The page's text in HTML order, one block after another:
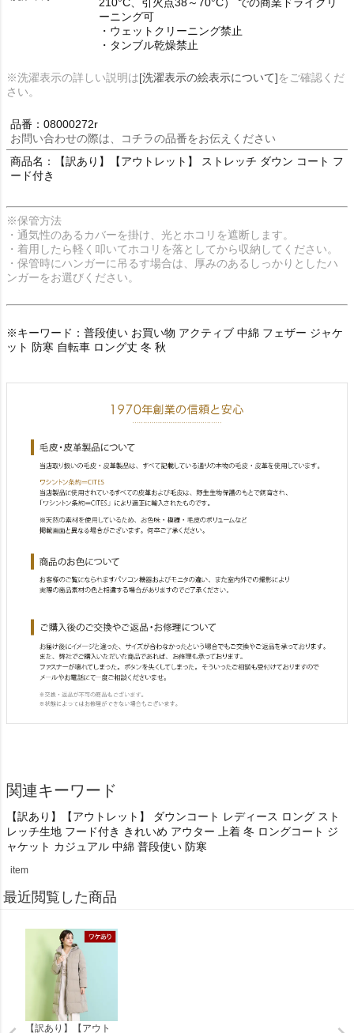
ーニング可
・ウェットクリーニング禁止
・タンブル乾燥禁止
※洗濯表示の詳しい説明は[洗濯表示の絵表示について]をご確認くだ
さい。
品番：08000272r
お問い合わせの際は、コチラの品番をお伝えください
商品名：【訳あり】【アウトレット】 ストレッチ ダウン コート フ
ード付き
※保管方法
・通気性のあるカバーを掛け、光とホコリを遮断します。
・着用したら軽く叩いてホコリを落としてから収納してください。
・保管時にハンガーに吊るす場合は、厚みのあるしっかりとしたハ
ンガーをお選びください。
※キーワード：普段使い お買い物 アクティブ 中綿 フェザー ジャケ
ット 防寒 自転車 ロング丈 冬 秋
関連キーワード
【訳あり】【アウトレット】 ダウンコート レディース ロング スト
レッチ生地 フード付き きれいめ アウター 上着 冬 ロングコート ジ
ャケット カジュアル 中綿 普段使い 防寒
item
最近閲覧した商品
【訳あり】【アウト